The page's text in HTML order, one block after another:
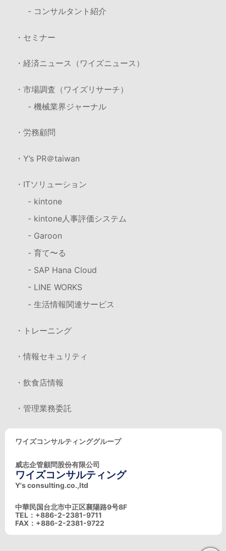
- コンサルタント紹介
・セミナー
・経済ニュース（ワイズニュース）
・市場調査（ワイズリサーチ）
- 機械業界ジャーナル
・労務顧問
・Y’s PR＠taiwan
・ITソリューション
- kintone
- kintone人事評価システム
- Garoon
- 育て〜る
- SAP Hana Cloud
- LINE WORKS
- 生活情報関連サービス
・トレーニング
・情報セキュリティ
・飲食店情報
・管理業務委託
ワイズコンサルティンググループ
威志企管顧問股份有限公司
ワイズコンサルティング
Y's consulting.co.,ltd
中華民国台北市中正区襄陽路9号8F
TEL：+886-2-2381-9711
FAX：+886-2-2381-9722